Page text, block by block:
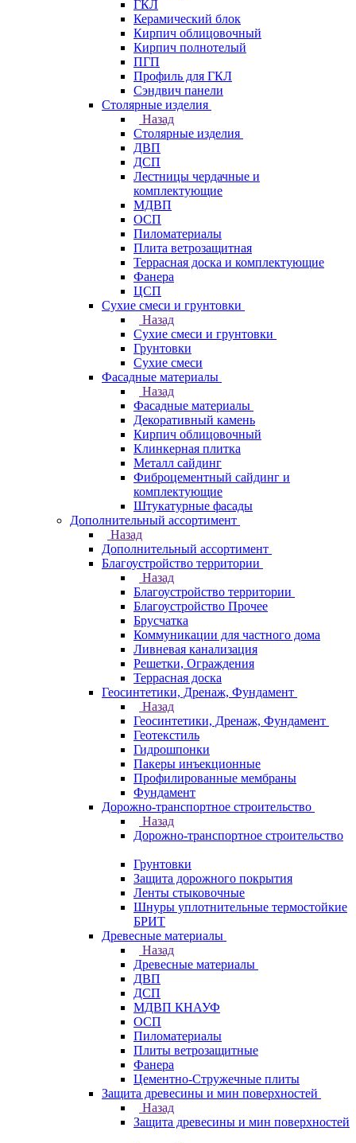
ГКЛ
Керамический блок
Кирпич облицовочный
Кирпич полнотелый
ПГП
Профиль для ГКЛ
Сэндвич панели
Столярные изделия
Назад
Столярные изделия
ДВП
ДСП
Лестницы чердачные и
комплектующие
МДВП
ОСП
Пиломатериалы
Плита ветрозащитная
Террасная доска и комплектующие
Фанера
ЦСП
Сухие смеси и грунтовки
Назад
Сухие смеси и грунтовки
Грунтовки
Сухие смеси
Фасадные материалы
Назад
Фасадные материалы
Декоративный камень
Кирпич облицовочный
Клинкерная плитка
Металл сайдинг
Фиброцементный сайдинг и
комплектующие
Штукатурные фасады
Дополнительный ассортимент
Назад
Дополнительный ассортимент
Благоустройство территории
Назад
Благоустройство территории
Благоустройство Прочее
Брусчатка
Коммуникации для частного дома
Ливневая канализация
Решетки, Ограждения
Террасная доска
Геосинтетики, Дренаж, Фундамент
Назад
Геосинтетики, Дренаж, Фундамент
Геотекстиль
Гидрошпонки
Пакеры инъекционные
Профилированные мембраны
Фундамент
Дорожно-транспортное строительство
Назад
Дорожно-транспортное строительство
Грунтовки
Защита дорожного покрытия
Ленты стыковочные
Шнуры уплотнительные термостойкие
БРИТ
Древесные материалы
Назад
Древесные материалы
ДВП
ДСП
МДВП КНАУФ
ОСП
Пиломатериалы
Плиты ветрозащитные
Фанера
Цементно-Стружечные плиты
Защита древесины и мин поверхностей
Назад
Защита древесины и мин поверхностей